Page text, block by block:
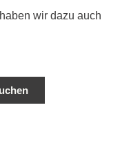
wir dazu auch